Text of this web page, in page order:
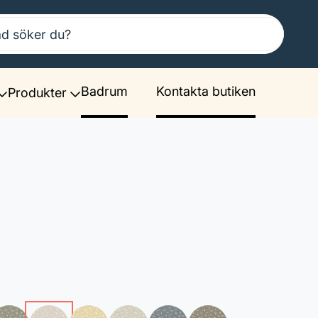
Produkter Badrum Kontakta butiken